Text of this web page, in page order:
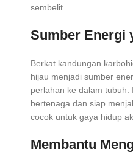
sembelit.
Sumber Energi
Berkat kandungan
hijau menjadi sumber
perlahan ke dalam tubuh.
bertenaga dan siap
cocok untuk gaya hidup
Membantu